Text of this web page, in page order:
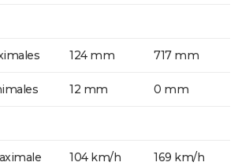
124 mm 717 mm
12 mm 0 mm
104 km/h 169 km/h